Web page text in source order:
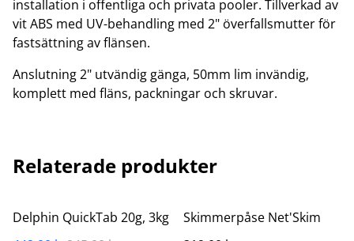
installation i offentliga och privata pooler. Tillverkad av
vit ABS med UV-behandling med 2" överfallsmutter för
fastsättning av flänsen.
Anslutning 2" utvändig gänga, 50mm lim invändig,
komplett med fläns, packningar och skruvar.
Relaterade produkter
%
Delphin QuickTab 20g, 3kg
Skimmerpåse Net'Skim